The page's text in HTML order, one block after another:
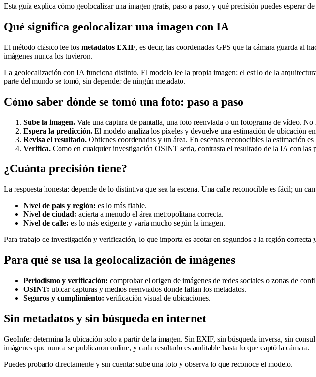
Esta guía explica cómo geolocalizar una imagen gratis, paso a paso, y qué precisión puedes esperar
Qué significa geolocalizar una imagen con IA
El método clásico lee los metadatos EXIF, es decir, las coordenadas GPS que la cámara guarda al
imágenes nunca los tuvieron.
La geolocalización con IA funciona distinto. El modelo lee la propia imagen: el estilo de la
parte del mundo se tomó, sin depender de ningún metadato.
Cómo saber dónde se tomó una foto: paso a paso
Sube la imagen. Vale una captura de pantalla, una foto reenviada o un fotograma de vídeo. No
Espera la predicción. El modelo analiza los píxeles y devuelve una estimación de ubicación
Revisa el resultado. Obtienes coordenadas y un área. En escenas reconocibles la estimación
Verifica. Como en cualquier investigación OSINT seria, contrasta el resultado de la IA con las
¿Cuánta precisión tiene?
La respuesta honesta: depende de lo distintiva que sea la escena. Una calle reconocible es fácil; un
Nivel de país y región: es lo más fiable.
Nivel de ciudad: acierta a menudo el área metropolitana correcta.
Nivel de calle: es lo más exigente y varía mucho según la imagen.
Para trabajo de investigación y verificación, lo que importa es acotar en segundos a la región correcta
Para qué se usa la geolocalización de imágenes
Periodismo y verificación: comprobar el origen de imágenes de redes sociales o zonas de
OSINT: ubicar capturas y medios reenviados donde faltan los metadatos.
Seguros y cumplimiento: verificación visual de ubicaciones.
Sin metadatos y sin búsqueda en internet
GeoInfer determina la ubicación solo a partir de la imagen. Sin EXIF, sin búsqueda inversa, sin
imágenes que nunca se publicaron online, y cada resultado es auditable hasta lo que captó la cámara.
Puedes probarlo directamente y sin cuenta: sube una foto y observa lo que reconoce el modelo.